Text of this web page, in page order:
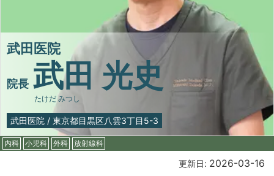
武田医院
院長 武田 光史
たけだ みつし
武田医院 / 東京都目黒区八雲3丁目5-3
内科 小児科 外科 放射線科
更新日: 2026-03-16